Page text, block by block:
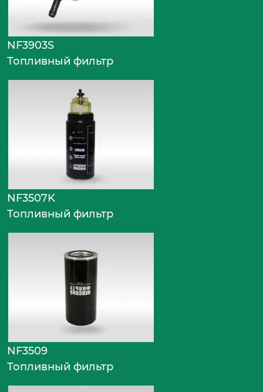
NF3903S
Топливный фильтр
NF3507K
Топливный фильтр
NF3509
Топливный фильтр